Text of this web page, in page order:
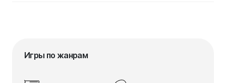
Игры по жанрам